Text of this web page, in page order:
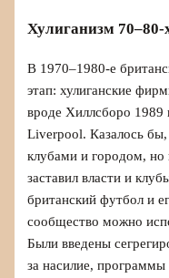
Хулиганизм 70–80-
В 1970–1980-е
этап: хулиганские
вроде Хиллсборо 1989
Liverpool. Казалось
клубами и городом, но
заставил власти и
британский футбол и
сообщество можно
Были введены
за насилие,